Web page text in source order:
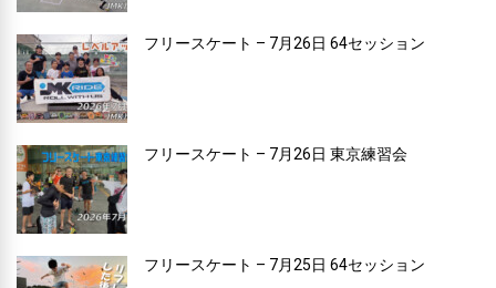
フリースケート – 7月26日 64セッション
フリースケート – 7月26日 東京練習会
フリースケート – 7月25日 64セッション